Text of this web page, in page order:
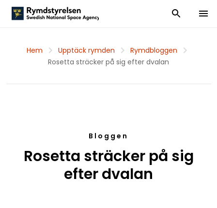
Visa och dölj
Visa
Hem Upptäck rymden
Rymdbloggen
Rosetta sträcker på sig efter dvalan
Bloggen
Rosetta sträcker på sig
efter dvalan